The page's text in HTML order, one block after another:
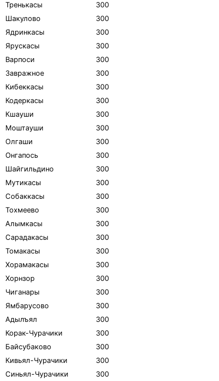
Тренькасы
300
Шакулово
300
Ядринкасы
300
Ярускасы
300
Варпоси
300
Завражное
300
Кибеккасы
300
Кодеркасы
300
Кшауши
300
Моштауши
300
Олгаши
300
Онгапось
300
Шайгильдино
300
Мутикасы
300
Собаккасы
300
Тохмеево
300
Алымкасы
300
Сарадакасы
300
Томакасы
300
Хорамакасы
300
Хорнзор
300
Чиганары
300
Ямбарусово
300
Адылъял
300
Корак-Чурачики
300
Байсубаково
300
Кивьял-Чурачики
300
Синьял-Чурачики
300